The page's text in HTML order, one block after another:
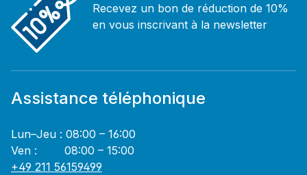
Recevez un bon de réduction de 10%
en vous inscrivant à la newsletter
Assistance téléphonique
Lun–Jeu : 08:00 – 16:00
Ven : 08:00 – 15:00
+49 211 56159499